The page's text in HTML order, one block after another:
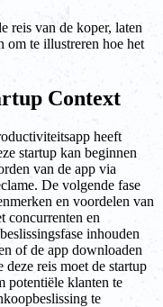
reis van de koper, laten
om te illustreren hoe het
Context
heeft
startup kan beginnen
van de app via
De volgende fase
en voordelen van
concurrenten en
inhouden
of de app downloaden
reis moet de startup
potentiële klanten te
te